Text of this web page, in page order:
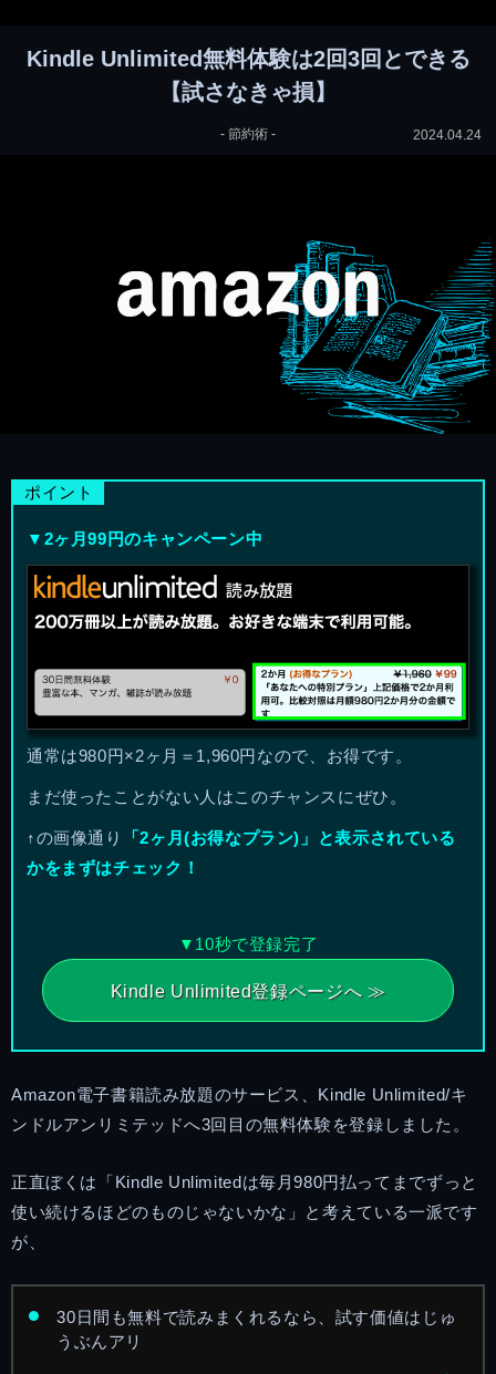
Kindle Unlimited無料体験は2回3回とできる
【試さなきゃ損】
- 節約術 - 2024.04.24
▼2ヶ月99円のキャンペーン中
通常は980円×2ヶ月＝1,960円なので、お得です。
まだ使ったことがない人はこのチャンスにぜひ。
↑の画像通り
「2ヶ月(お得なプラン)」と表示されている
かをまずはチェック！
▼10秒で登録完了
Kindle Unlimited登録ページへ ≫
Amazon電子書籍読み放題のサービス、Kindle Unlimited/キ
ンドルアンリミテッドへ3回目の無料体験を登録しました。
正直ぼくは「Kindle Unlimitedは毎月980円払ってまでずっと
使い続けるほどのものじゃないかな」と考えている一派です
が、
30日間も無料で読みまくれるなら、試す価値はじゅ
うぶんアリ